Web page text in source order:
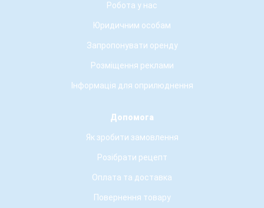
Робота у нас
Юридичним особам
Запропонувати оренду
Розміщення реклами
Інформація для оприлюднення
Допомога
Як зробити замовлення
Розібрати рецепт
Оплата та доставка
Повернення товару